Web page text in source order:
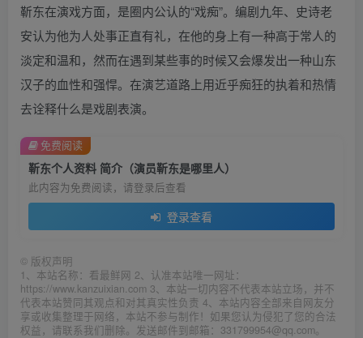
靳东在演戏方面，是圈内公认的“戏痴”。编剧九年、史诗老
安认为他为人处事正直有礼，在他的身上有一种高于常人的
淡定和温和，然而在遇到某些事的时候又会爆发出一种山东
汉子的血性和强悍。在演艺道路上用近乎痴狂的执着和热情
去诠释什么是戏剧表演。
靳东个人资料 简介（演员靳东是哪里人）
此内容为免费阅读，请登录后查看
登录查看
免费阅读
© 版权声明
1、本站名称：看最鲜网 2、认准本站唯一网址：
https://www.kanzuixian.com 3、本站一切内容不代表本站立场，并不
代表本站赞同其观点和对其真实性负责 4、本站内容全部来自网友分
享或收集整理于网络，本站不参与制作！如果您认为侵犯了您的合法
权益，请联系我们删除。发送邮件到邮箱：331799954@qq.com。